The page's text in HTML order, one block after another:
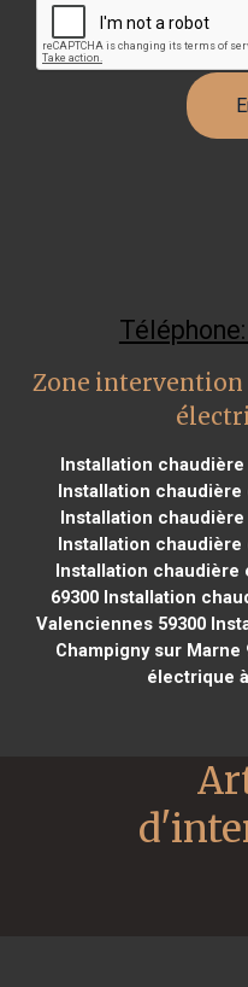
Zone
Installation
Installation chaudière
Installation
Installation chaudière
Installation chaudière
69300 Installation
Valenciennes 59300
Champigny sur Marne
électrique